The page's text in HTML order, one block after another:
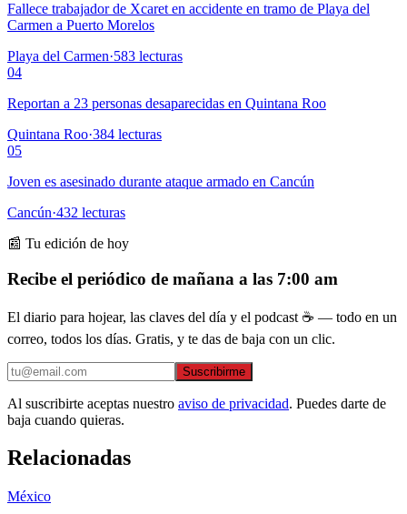
Fallece trabajador de Xcaret en accidente en tramo de Playa del
Carmen a Puerto Morelos
Playa del Carmen·583 lecturas
04
Reportan a 23 personas desaparecidas en Quintana Roo
Quintana Roo·384 lecturas
05
Joven es asesinado durante ataque armado en Cancún
Cancún·432 lecturas
📰 Tu edición de hoy
Recibe el periódico de mañana a las 7:00 am
El diario para hojear, las claves del día y el podcast ☕ — todo en un
correo, todos los días. Gratis, y te das de baja con un clic.
Suscribirme
Al suscribirte aceptas nuestro aviso de privacidad. Puedes darte de
baja cuando quieras.
Relacionadas
México